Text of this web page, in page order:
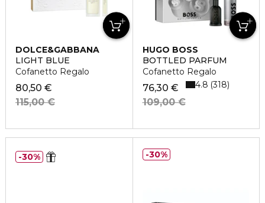
DOLCE&GABBANA
LIGHT BLUE
Cofanetto Regalo
80,50 €
115,00 €
HUGO BOSS
BOTTLED PARFUM
Cofanetto Regalo
76,30 €
109,00 €
4.8 318
30% 30%